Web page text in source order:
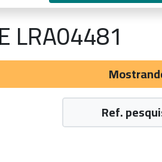
LRA04481
Ref.